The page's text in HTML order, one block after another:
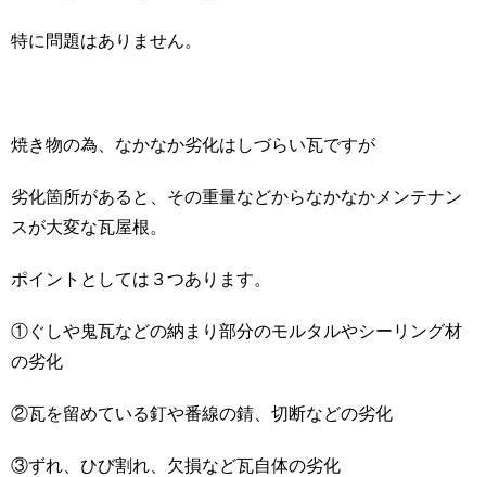
特に問題はありません。
焼き物の為、なかなか劣化はしづらい瓦ですが
劣化箇所があると、その重量などからなかなかメンテナン
スが大変な瓦屋根。
ポイントとしては３つあります。
①ぐしや鬼瓦などの納まり部分のモルタルやシーリング材
の劣化
②瓦を留めている釘や番線の錆、切断などの劣化
③ずれ、ひび割れ、欠損など瓦自体の劣化